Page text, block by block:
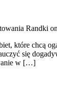
Randki
które chcą
się
w […]